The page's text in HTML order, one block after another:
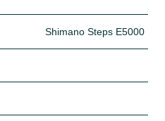
Shimano Steps E5000